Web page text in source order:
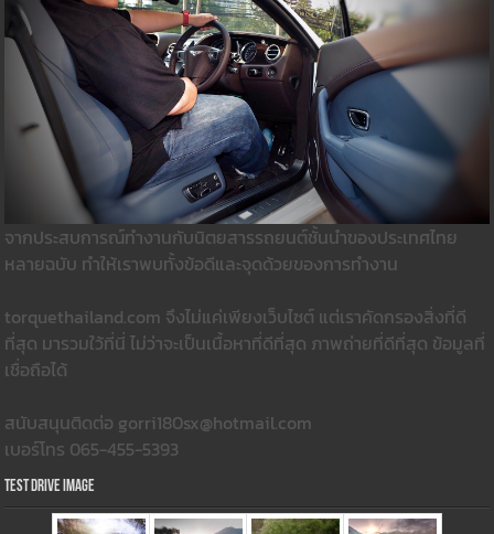
จากประสบการณ์ทำงานกับนิตยสารรถยนต์ชั้นนำของประเทศไทย
หลายฉบับ ทำให้เราพบทั้งข้อดีและจุดด้วยของการทำงาน
torquethailand.com จึงไม่แค่เพียงเว็บไซต์ แต่เราคัดกรองสิ่งที่ดี
ที่สุด มารวมใว้ที่นี่ ไม่ว่าจะเป็นเนื้อหาที่ดีที่สุด ภาพถ่ายที่ดีที่สุด ข้อมูลที่
เชื่อถือได้
สนับสนุนติดต่อ gorri180sx@hotmail.com
เบอร์โทร 065-455-5393
Test Drive Image